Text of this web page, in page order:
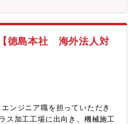
徳島本社 海外法人対
ンジニア職を担っていただき
ス加工工場に出向き、機械施工